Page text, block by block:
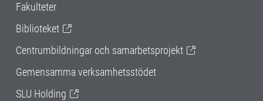
Fakulteter
Biblioteket
Centrumbildningar och samarbetsprojekt
Gemensamma verksamhetsstödet
SLU Holding